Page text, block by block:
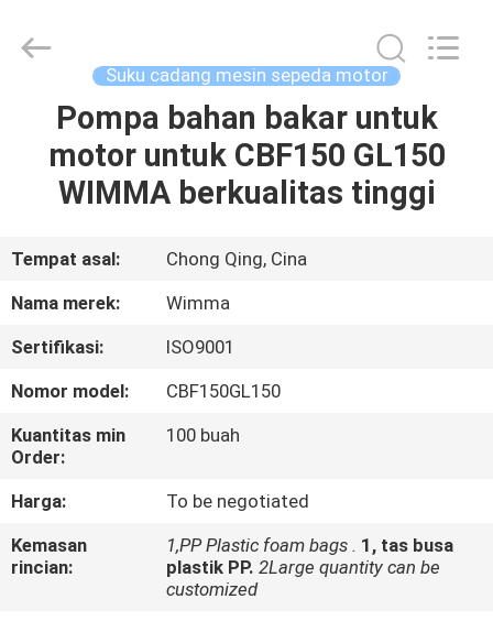
RUMAH
PRODUK
VIDEO
KAMI
TUR
PABRIK
KONTROL
KUALITAS
Spare
Parts
Suku cadang mesin sepeda motor
Pompa bahan bakar untuk
motor untuk CBF150 GL150
WIMMA berkualitas tinggi
Tempat asal:
Chong Qing, Cina
Nama merek:
Wimma
Sertifikasi:
ISO9001
Nomor model:
CBF150GL150
Kuantitas min
Order:
100 buah
Harga:
To be negotiated
Kemasan
rincian:
1,PP Plastic foam bags . 1, tas busa
plastik PP. 2Large quantity can be
customized